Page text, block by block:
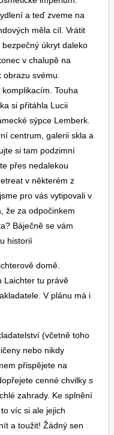
do ztichlé
strastiplná cesta,
Nepřestávejme
aby se jednou
stáncích všech
a teď zveme na
měla cíl. Vrátit
úkryt daleko
v chalupě na
svému.
Touha
si přitáhla Lucii
sýpce Lemberk.
centrum, galerii skla a
si tam podzimní
přes nedalekou
v některém z
pro vás vytipovali v
že za odpočinkem
Báječně se vám
historií
domě.
Laichter tu právě
V plánu má i
(včetně toho
nebo nikdy
přispějete na
cenné chvilky s
zahrady. Ke splnění
víc si ale jejich
a toužit! Žádný sen